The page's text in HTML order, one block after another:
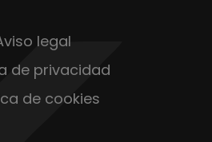
legal
de privacidad
de cookies